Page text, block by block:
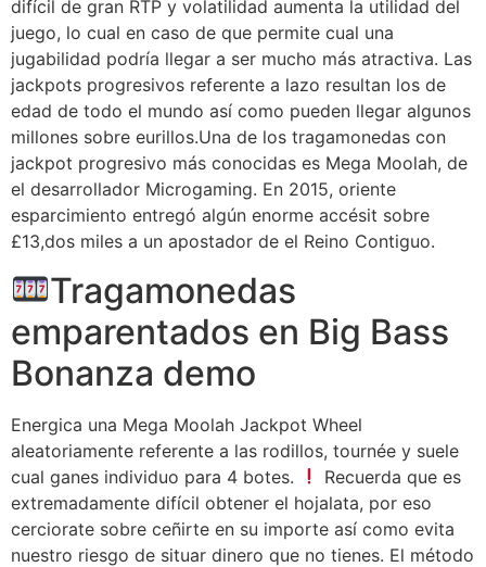
difícil de gran RTP y volatilidad aumenta la utilidad del
juego, lo cual en caso de que permite cual una
jugabilidad podrí­a llegar a ser mucho más atractiva. Las
jackpots progresivos referente a lazo resultan los de
edad de todo el mundo así­ como pueden llegar algunos
millones sobre eurillos.Una de los tragamonedas con
jackpot progresivo más conocidas es Mega Moolah, de
el desarrollador Microgaming. En 2015, oriente
esparcimiento entregó algún enorme accésit sobre
£13,dos miles a un apostador de el Reino Contiguo.
Tragamonedas
emparentados en Big Bass
Bonanza demo
Energica una Mega Moolah Jackpot Wheel
aleatoriamente referente a las rodillos, tournée y suele
cual ganes individuo para 4 botes.
Recuerda que es
extremadamente difícil obtener el hojalata, por eso
cerciorate sobre ceñirte en su importe así­ como evita
nuestro riesgo de situar dinero que no tienes. El método